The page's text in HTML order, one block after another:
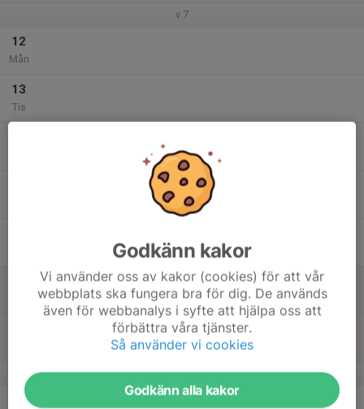
v.7
12
Mån
13
Tis
v.8
19
Godkänn kakor
Vi använder oss av kakor (cookies) för att vår
webbplats ska fungera bra för dig. De används
även för webbanalys i syfte att hjälpa oss att
förbättra våra tjänster.
Så använder vi cookies
Godkänn alla kakor